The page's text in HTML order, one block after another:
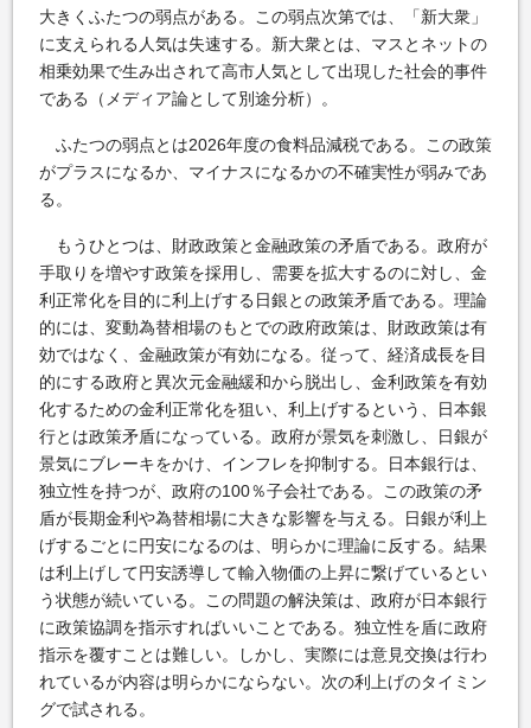
大きくふたつの弱点がある。この弱点次第では、「新大衆」
に支えられる人気は失速する。新大衆とは、マスとネットの
相乗効果で生み出されて高市人気として出現した社会的事件
である（メディア論として別途分析）。
ふたつの弱点とは2026年度の食料品減税である。この政策
がプラスになるか、マイナスになるかの不確実性が弱みであ
る。
もうひとつは、財政政策と金融政策の矛盾である。政府が
手取りを増やす政策を採用し、需要を拡大するのに対し、金
利正常化を目的に利上げする日銀との政策矛盾である。理論
的には、変動為替相場のもとでの政府政策は、財政政策は有
効ではなく、金融政策が有効になる。従って、経済成長を目
的にする政府と異次元金融緩和から脱出し、金利政策を有効
化するための金利正常化を狙い、利上げするという、日本銀
行とは政策矛盾になっている。政府が景気を刺激し、日銀が
景気にブレーキをかけ、インフレを抑制する。日本銀行は、
独立性を持つが、政府の100％子会社である。この政策の矛
盾が長期金利や為替相場に大きな影響を与える。日銀が利上
げするごとに円安になるのは、明らかに理論に反する。結果
は利上げして円安誘導して輸入物価の上昇に繋げているとい
う状態が続いている。この問題の解決策は、政府が日本銀行
に政策協調を指示すればいいことである。独立性を盾に政府
指示を覆すことは難しい。しかし、実際には意見交換は行わ
れているが内容は明らかにならない。次の利上げのタイミン
グで試される。